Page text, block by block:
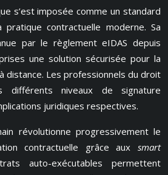
s’est imposée comme un standard
pratique contractuelle moderne. Sa
par le règlement eIDAS depuis
une solution sécurisée pour la
distance. Les professionnels du droit
différents niveaux de signature
juridiques respectives.
révolutionne progressivement le
contractuelle grâce aux smart
auto-exécutables permettent